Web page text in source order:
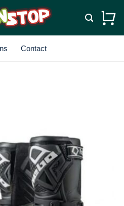
Contact